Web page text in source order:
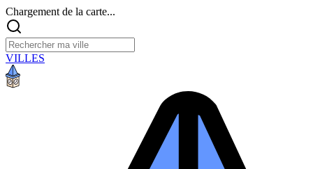
Chargement de la carte...
VILLES